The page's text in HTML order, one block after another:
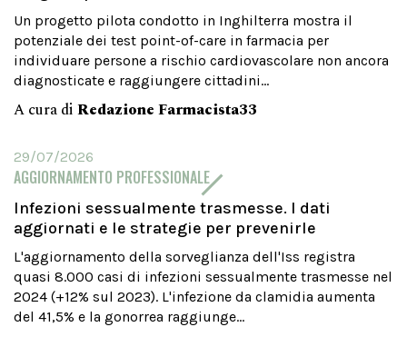
Un progetto pilota condotto in Inghilterra mostra il
potenziale dei test point-of-care in farmacia per
individuare persone a rischio cardiovascolare non ancora
diagnosticate e raggiungere cittadini...
A cura di Redazione Farmacista33
29/07/2026
AGGIORNAMENTO PROFESSIONALE
Infezioni sessualmente trasmesse. I dati
aggiornati e le strategie per prevenirle
L'aggiornamento della sorveglianza dell'Iss registra
quasi 8.000 casi di infezioni sessualmente trasmesse nel
2024 (+12% sul 2023). L'infezione da clamidia aumenta
del 41,5% e la gonorrea raggiunge...